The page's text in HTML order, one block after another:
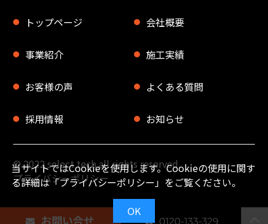
当サイトではCookieを使用します。Cookieの使用に関す
る詳細は「プライバシーポリシー」をご覧ください。
OK
お問い合せ
トップページ 会社概要
事業紹介 施工実績
お客様の声 よくある質問
採用情報 お知らせ
© 2022 select tech all rights reserved.
プライバシーポリシー